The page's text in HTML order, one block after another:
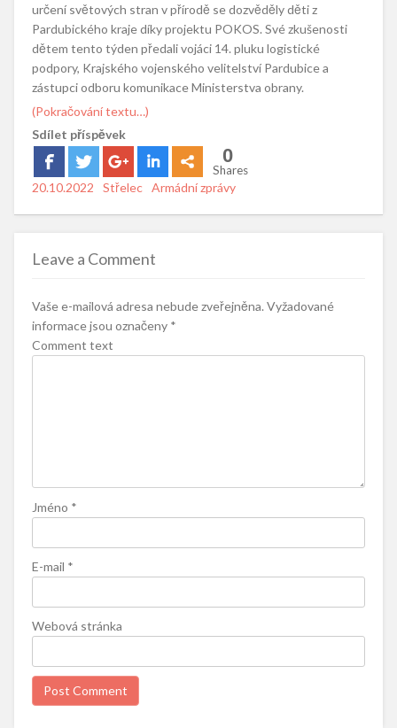
určení světových stran v přírodě se dozvěděly děti z
Pardubického kraje díky projektu POKOS. Své zkušenosti
dětem tento týden předali vojáci 14. pluku logistické
podpory, Krajského vojenského velitelství Pardubice a
zástupci odboru komunikace Ministerstva obrany.
(Pokračování textu…)
Sdílet příspěvek
0
Shares
Posted
20.10.2022 Author
Střelec Categories
Armádní zprávy
Leave a Comment
Vaše e-mailová adresa nebude zveřejněna. Vyžadované
informace jsou označeny *
Comment text
Jméno *
E-mail *
Webová stránka